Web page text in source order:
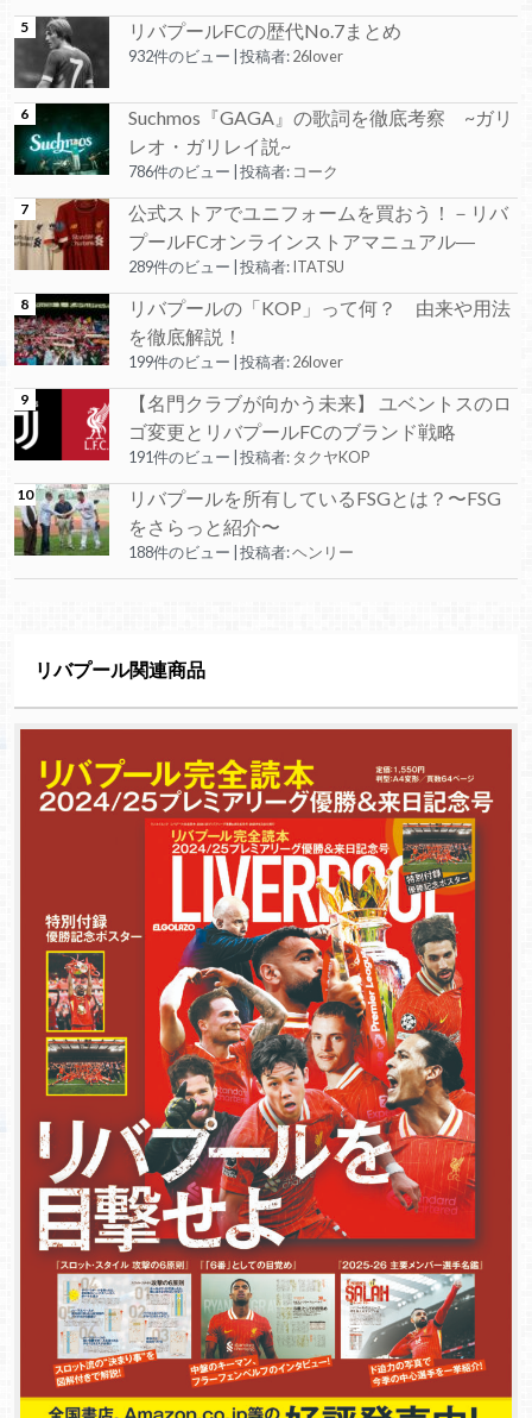
リバプールFCの歴代No.7まとめ
932件のビュー 投稿者:26lover
Suchmos『GAGA』の歌詞を徹底考察 ~ガリ
レオ・ガリレイ説~
786件のビュー 投稿者: コーク
公式ストアでユニフォームを買おう！－リバ
プールFCオンラインストアマニュアル―
289件のビュー 投稿者:ITATSU
リバプールの「KOP」って何？ 由来や用法
を徹底解説！
199件のビュー 投稿者:26lover
【名門クラブが向かう未来】 ユベントスのロ
ゴ変更とリバプールFCのブランド戦略
191件のビュー 投稿者: タクヤKOP
リバプールを所有しているFSGとは？〜FSG
をさらっと紹介〜
188件のビュー 投稿者:ヘンリー
リバプール関連商品